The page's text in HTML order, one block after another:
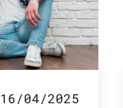
16/04/2025